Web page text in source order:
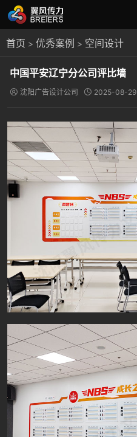
首页 > 优秀案例 > 空间设计
中国平安辽宁分公司评比墙
 沈阳广告设计公司  2025-08-29